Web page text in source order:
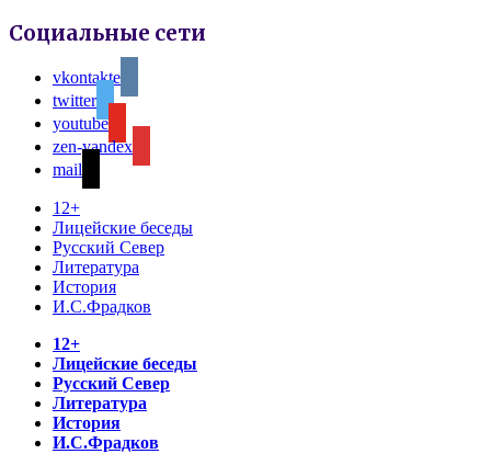
Социальные сети
vkontakte
twitter
youtube
zen-yandex
mail
12+
Лицейские беседы
Русский Север
Литература
История
И.С.Фрадков
12+
Лицейские беседы
Русский Север
Литература
История
И.С.Фрадков